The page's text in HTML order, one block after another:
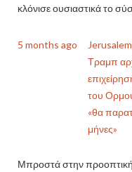
κλόνισε ουσιαστικά το
5 months ago
Τραμπ
του
«θα
μήνες»
Μπροστά στην